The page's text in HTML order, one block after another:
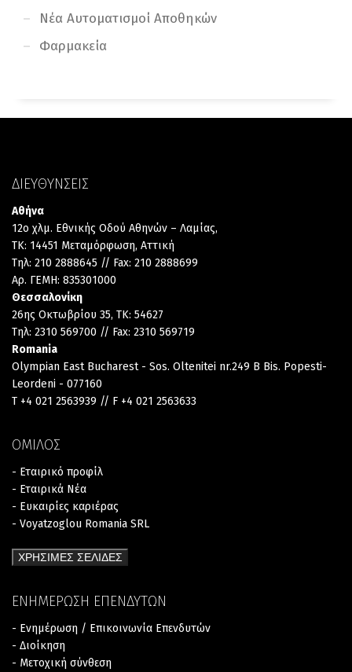
Νέα Αυτοματισμοί Αποθηκών
Φαρμακεία
ΔΙΕΥΘΥΝΣΕΙΣ
Αθήνα
12ο χλμ. Εθνικής Οδού Αθηνών – Λαμίας,
TK: 14451 Μεταμόρφωση, Αττική
Τηλ: 210 2888645 // Fax: 210 2888699
Αρ. ΓΕΜΗ: 835301000
Θεσσαλονίκη
26ης Οκτωβρίου 35, TK: 54627
Τηλ: 2310 569700 // Fax: 2310 569719
Romania
Olympian East Bucharest - Sos. Oltenitei nr.249 B Bis. Popesti-
Leordeni - 077160
T +4 021 2563939 // F +4 021 2563633
ΟΜΙΛΟΣ
- Εταιρικό προφίλ
- Εταιρικά Νέα
- Ευκαιρίες καριέρας
- Voyatzoglou Romania SRL
ΧΡΗΣΙΜΕΣ ΣΕΛΙΔΕΣ
ΕΝΗΜΕΡΩΣΗ ΕΠΕΝΔΥΤΩΝ
- Ενημέρωση / Επικοινωνία Επενδυτών
- Διοίκηση
- Μετοχική σύνθεση